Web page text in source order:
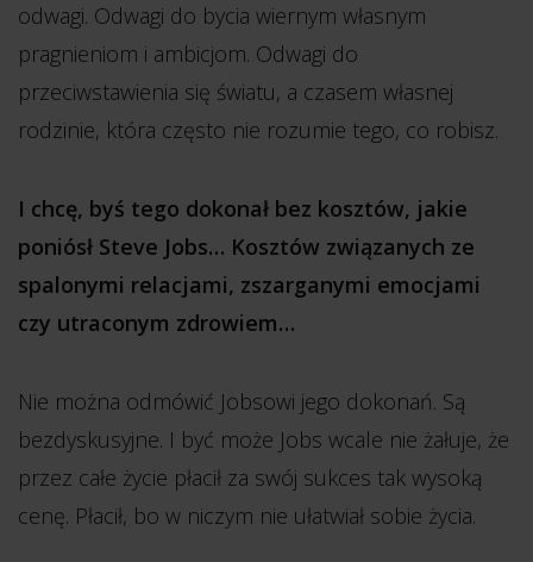
odwagi. Odwagi do bycia wiernym własnym
pragnieniom i ambicjom. Odwagi do
przeciwstawienia się światu, a czasem własnej
rodzinie, która często nie rozumie tego, co robisz.
I chcę, byś tego dokonał bez kosztów, jakie
poniósł Steve Jobs… Kosztów związanych ze
spalonymi relacjami, zszarganymi emocjami
czy utraconym zdrowiem…
Nie można odmówić Jobsowi jego dokonań. Są
bezdyskusyjne. I być może Jobs wcale nie żałuje, że
przez całe życie płacił za swój sukces tak wysoką
cenę. Płacił, bo w niczym nie ułatwiał sobie życia.